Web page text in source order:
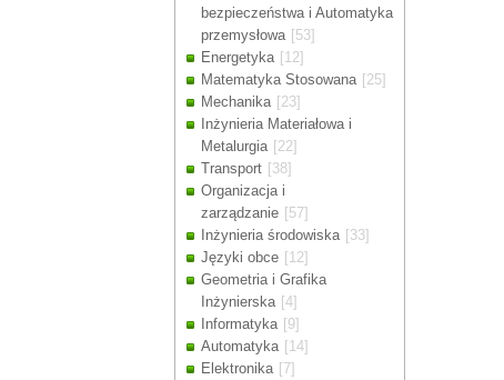
Drodzy Klienci!
bezpieczeństwa i Automatyka
przemysłowa [53]
Energetyka [12]
Matematyka Stosowana [25]
Mechanika [23]
Inżynieria Materiałowa i
Metalurgia [22]
Transport [38]
Organizacja i
zarządzanie [57]
Inżynieria środowiska [33]
Języki obce [12]
Geometria i Grafika
Inżynierska [4]
Informatyka [9]
Automatyka [14]
Elektronika [7]